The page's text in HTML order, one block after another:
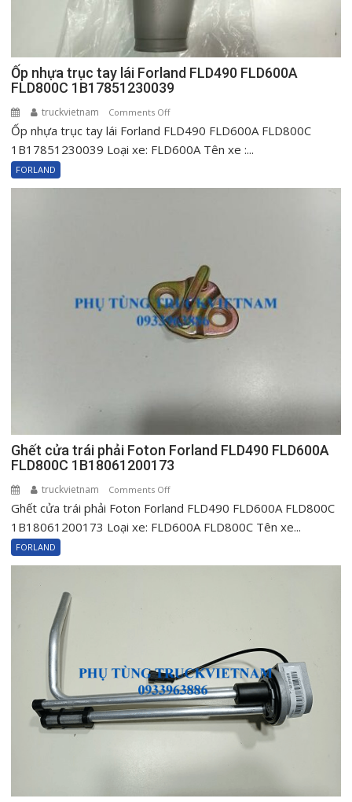
Ốp nhựa trục tay lái Forland FLD490 FLD600A
FLD800C 1B17851230039
truckvietnam Comments Offon
Ốp
nhựa
FLD800C
1B17851230039
Ốp nhựa trục tay lái Forland FLD490 FLD600A FLD800C
1B17851230039 Loại xe: FLD600A Tên xe :...
FORLAND
Ghết cửa trái phải Foton Forland FLD490 FLD600A
FLD800C 1B18061200173
truckvietnam Comments Offon
Ghết
cửa
1B18061200173
Ghết cửa trái phải Foton Forland FLD490 FLD600A FLD800C
1B18061200173 Loại xe: FLD600A FLD800C Tên xe...
FORLAND